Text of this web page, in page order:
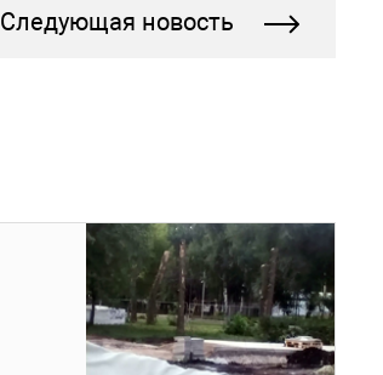
Следующая новость